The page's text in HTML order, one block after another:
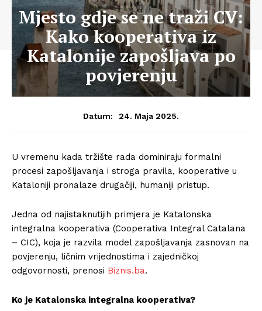
Mjesto gdje se ne traži CV:
Kako kooperativa iz
Katalonije zapošljava po
povjerenju
Datum: 24. Maja 2025.
U vremenu kada tržište rada dominiraju formalni
procesi zapošljavanja i stroga pravila, kooperative u
Kataloniji pronalaze drugačiji, humaniji pristup.
Jedna od najistaknutijih primjera je Katalonska
integralna kooperativa (Cooperativa Integral Catalana
– CIC), koja je razvila model zapošljavanja zasnovan na
povjerenju, ličnim vrijednostima i zajedničkoj
odgovornosti, prenosi Biznis.ba.
Ko je Katalonska integralna kooperativa?